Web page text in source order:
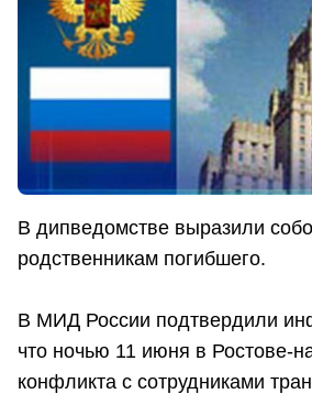
В дипведомстве выразили
родственникам погибшего.
В МИД России подтвердили
что ночью 11 июня в Ростове-
конфликта с сотрудниками